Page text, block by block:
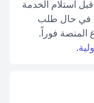
استلام الخدمة
في حال طلب
المنصة فوراً.
.